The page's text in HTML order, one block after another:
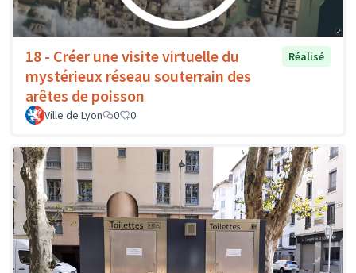
18 - Créer une visite virtuelle du
mystérieux réseau souterrain des
arêtes de poisson
Réalisé
Ville de Lyon 0 0